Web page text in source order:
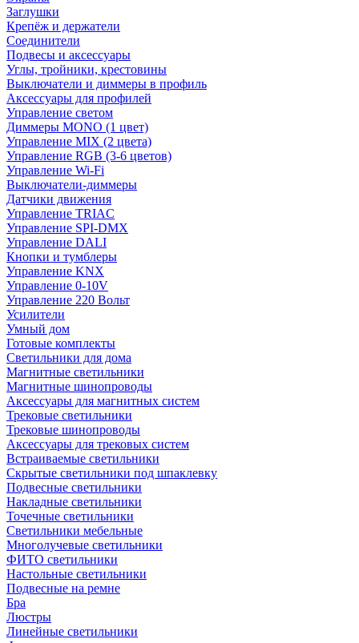
Заглушки
Крепёж и держатели
Соединители
Подвесы и аксессуары
Углы, тройники, крестовины
Выключатели и диммеры в профиль
Аксессуары для профилей
Управление светом
Диммеры MONO (1 цвет)
Управление MIX (2 цвета)
Управление RGB (3-6 цветов)
Управление Wi-Fi
Выключатели-диммеры
Датчики движения
Управление TRIAC
Управление SPI-DMX
Управление DALI
Кнопки и тумблеры
Управление KNX
Управление 0-10V
Управление 220 Вольт
Усилители
Умный дом
Готовые комплекты
Светильники для дома
Магнитные светильники
Магнитные шинопроводы
Аксессуары для магнитных систем
Трековые светильники
Трековые шинопроводы
Аксессуары для трековых систем
Встраиваемые светильники
Скрытые светильники под шпаклевку
Подвесные светильники
Накладные светильники
Точечные светильники
Светильники мебельные
Многолучевые светильники
ФИТО светильники
Настольные светильники
Подвесные на ремне
Бра
Люстры
Линейные светильники